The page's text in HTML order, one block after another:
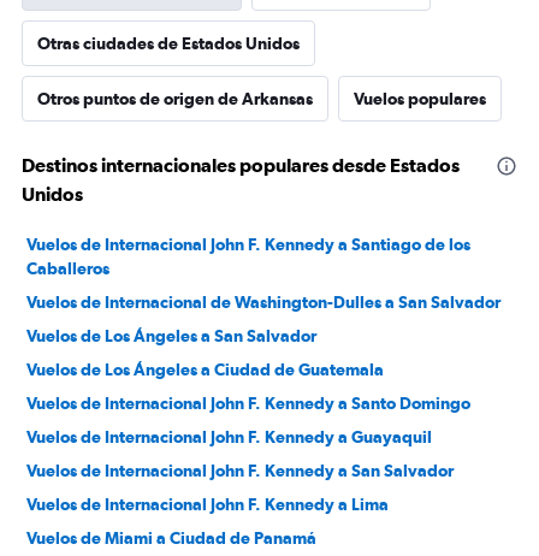
Otras ciudades de Estados Unidos
Otros puntos de origen de Arkansas Vuelos populares
Destinos internacionales populares desde Estados
Unidos
Vuelos de Internacional John F. Kennedy a Santiago de los
Caballeros
Vuelos de Internacional de Washington-Dulles a San Salvador
Vuelos de Los Ángeles a San Salvador
Vuelos de Los Ángeles a Ciudad de Guatemala
Vuelos de Internacional John F. Kennedy a Santo Domingo
Vuelos de Internacional John F. Kennedy a Guayaquil
Vuelos de Internacional John F. Kennedy a San Salvador
Vuelos de Internacional John F. Kennedy a Lima
Vuelos de Miami a Ciudad de Panamá